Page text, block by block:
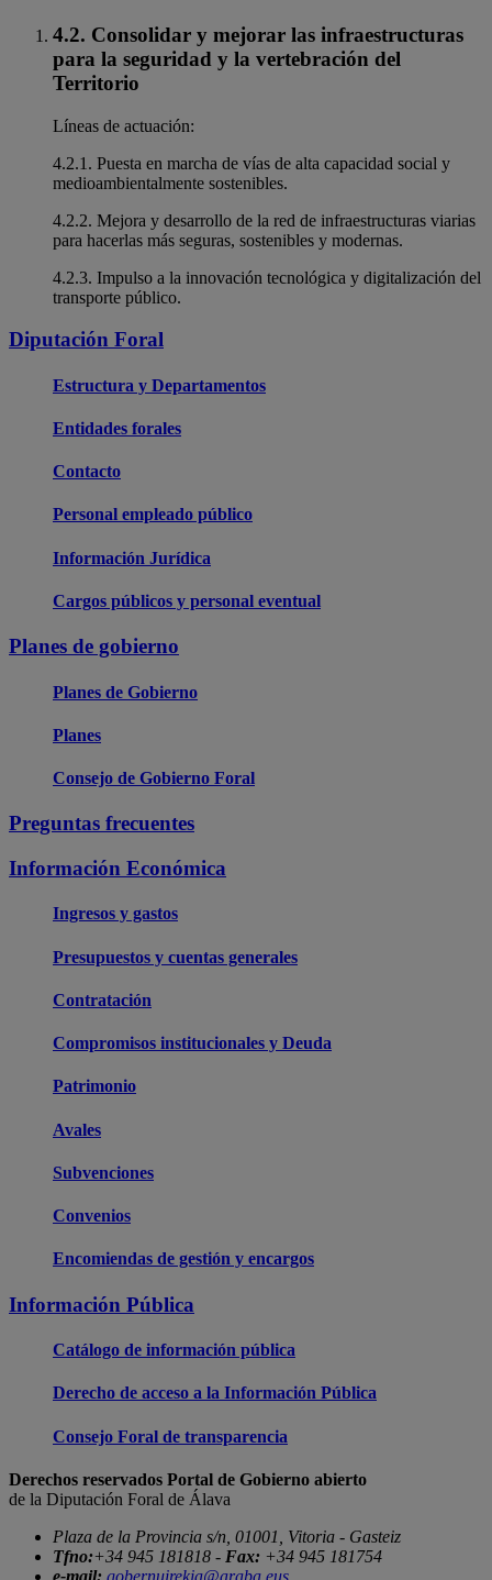
4.2. Consolidar y mejorar las infraestructuras
para la seguridad y la vertebración del
Territorio
Líneas de actuación:
4.2.1. Puesta en marcha de vías de alta capacidad social y
medioambientalmente sostenibles.
4.2.2. Mejora y desarrollo de la red de infraestructuras viarias
para hacerlas más seguras, sostenibles y modernas.
4.2.3. Impulso a la innovación tecnológica y digitalización del
transporte público.
Diputación Foral
Estructura y Departamentos
Entidades forales
Contacto
Personal empleado público
Información Jurídica
Cargos públicos y personal eventual
Planes de gobierno
Planes de Gobierno
Planes
Consejo de Gobierno Foral
Preguntas frecuentes
Información Económica
Ingresos y gastos
Presupuestos y cuentas generales
Contratación
Compromisos institucionales y Deuda
Patrimonio
Avales
Subvenciones
Convenios
Encomiendas de gestión y encargos
Información Pública
Catálogo de información pública
Derecho de acceso a la Información Pública
Consejo Foral de transparencia
Derechos reservados Portal de Gobierno abierto
de la Diputación Foral de Álava
Plaza de la Provincia s/n, 01001, Vitoria - Gasteiz
Tfno:+34 945 181818 - Fax: +34 945 181754
e-mail: gobernuirekia@araba.eus